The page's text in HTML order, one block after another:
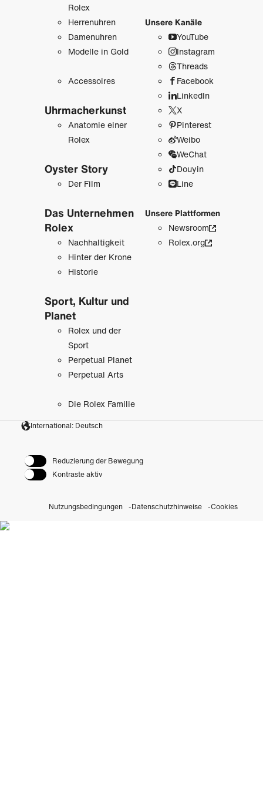
Rolex
Herrenuhren
Damenuhren
Modelle in Gold
Accessoires
Uhrmacher­kunst
Anatomie einer
Rolex
Oyster Story
Der Film
Das Unternehmen
Rolex
Nachhaltigkeit
Hinter der Krone
Historie
Sport, Kultur und
Planet
Rolex und der
Sport
Perpetual Planet
Perpetual Arts
Die Rolex Familie
Unsere Kanäle
YouTube
Instagram
Threads
Facebook
LinkedIn
X
Pinterest
Weibo
WeChat
Douyin
Line
Unsere Plattformen
Newsroom
Rolex.org
International: Deutsch
Reduzierung der Bewegung
Kontraste aktiv
Nutzungsbedingungen Datenschutzhinweise Cookies